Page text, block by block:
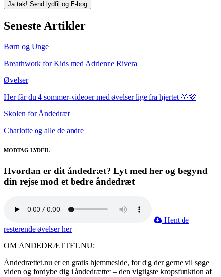
Seneste Artikler
Børn og Unge
Breathwork for Kids med Adrienne Rivera
Øvelser
Her får du 4 sommer-videoer med øvelser lige fra hjertet 🌞💜
Skolen for Åndedræt
Charlotte og alle de andre
MODTAG LYDFIL
Hvordan er dit åndedræt? Lyt med her og begynd
din rejse mod et bedre åndedræt
Hent de
resterende øvelser her
OM ÅNDEDRÆTTET.NU:
Åndedrættet.nu er en gratis hjemmeside, for dig der gerne vil søge
viden og fordybe dig i åndedrættet – den vigtigste kropsfunktion af